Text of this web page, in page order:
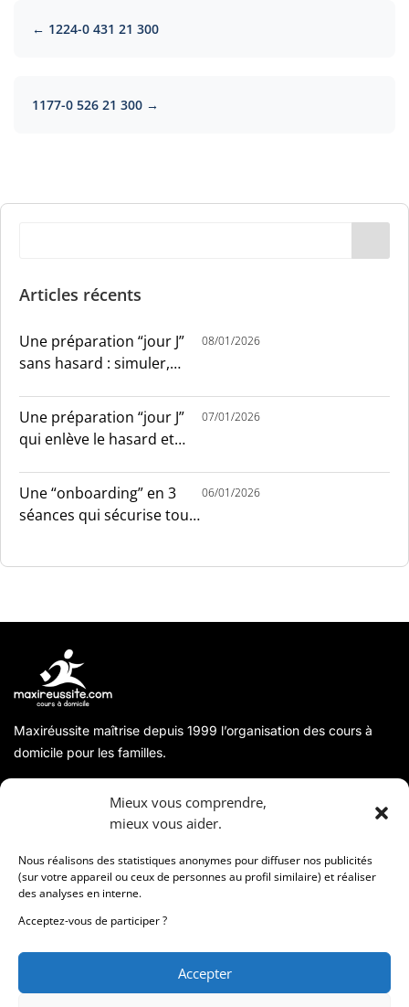
Mieux vous comprendre,
mieux vous aider.
Nous réalisons des statistiques anonymes pour diffuser nos publicités
(sur votre appareil ou ceux de personnes au profil similaire) et réaliser
des analyses en interne.
Acceptez-vous de participer ?
Accepter
← 1224-0 431 21 300
1177-0 526 21 300 →
Articles récents
Une préparation “jour J”
sans hasard : simuler,
08/01/2026
Une préparation “jour J”
qui enlève le hasard et
07/01/2026
Une “onboarding” en 3
séances qui sécurise tout
06/01/2026
Maxiréussite maîtrise depuis 1999 l’organisation des cours à
domicile pour les familles.
Coordonnées